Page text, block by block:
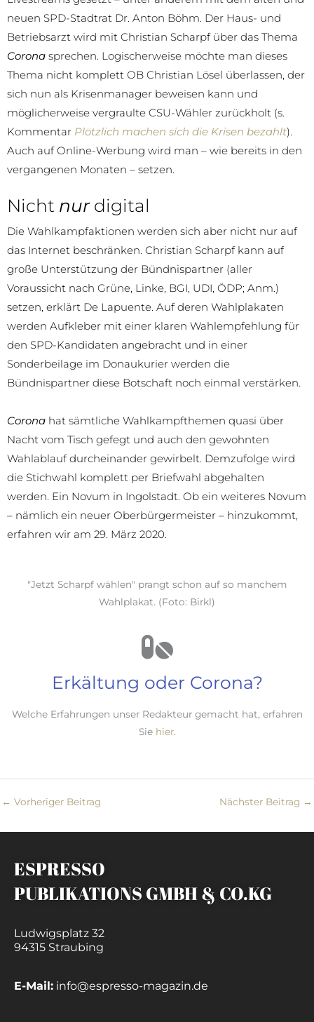
neuen SPD-Stadtrat Dr. Anton Böhm. Der Haus- und
Betriebsarzt wird mit Christian Scharpf über das Thema
Corona sprechen. Logischerweise möchte man dieses
Thema nicht komplett OB Christian Lösel überlassen, der
sich nun als Krisenmanager beweisen kann und
möglicherweise vergraulte CSU-Wähler zurückholt (s.
Kommentar Plötzlich machen sich die Krisen bezahlt).
Auch auf Online-Werbung wird man – wie bereits in den
vergangenen Monaten – setzen.
Nicht nurdigital
Die Wahlkampfaktionen werden sich aber nicht nur auf
das Internet beschränken. Christian Scharpf kann auf
große Unterstützung der Bündnispartner (aller
Voraussicht nach Grüne, Linke, BGI, UDI, ÖDP; Anm.)
setzen, erklärt De Lapuente. Auf deren Wahlplakaten
werden Aufkleber mit einer klaren Wahlempfehlung für
den SPD-Kandidaten angebracht und in einer
Sonderbeilage im Donaukurier werden die
Bündnispartner diese Botschaft noch einmal verstärken.
Corona hat sämtliche Wahlkampfthemen quasi über
Nacht vom Tisch gefegt und auch den gewohnten
Wahlablauf durcheinander gewirbelt. Demzufolge wird
die Stichwahl komplett per Briefwahl abgehalten
werden. Ein Novum in Ingolstadt. Ob ein weiteres Novum
– nämlich ein neuer Oberbürgermeister – hinzukommt,
erfahren wir am 29. März 2020.
"Jetzt Scharpf wählen" prangt schon auf so manchem
Wahlplakat. (Foto: Birkl)
Erkältung oder Corona?
Welche Erfahrungen unser Redakteur gemacht hat, erfahren
Sie hier.
← Vorheriger Beitrag Nächster Beitrag →
ESPRESSO
PUBLIKATIONS GMBH & CO.KG
Ludwigsplatz 32
94315 Straubing
E-Mail: info@espresso-magazin.de